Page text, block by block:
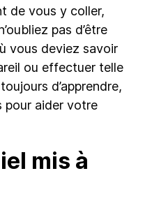
de vous y coller,
pas d’être
vous deviez savoir
ou effectuer telle
d’apprendre,
pour aider votre
mis à